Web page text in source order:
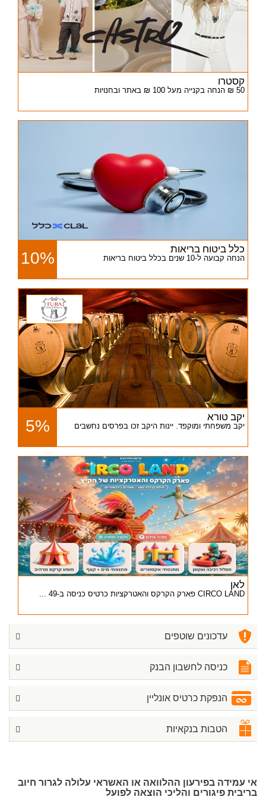
קסטרו
50 ₪ הנחה בקנייה מעל 100 ₪ באתר ובחנויות
כלל ביטוח בריאות
הנחה קבועה ל-10 שנים בכלל ביטוח בריאות 10%
יקב טורא
יקב משפחתי ומוקפד. יינות היקב זכו בפרסים נחשבים 5%
לאן
CIRCO LAND פארק הקרקס והאטרקציות כרטיס כניסה ב-49 ...
עדכונים שוטפים
כניסה לחשבון הבנק
הנפקת כרטיס אונליין
הטבות בנקאיות
אי עמידה בפירעון ההלוואה או האשראי עלולה לגרור חיוב
בריבית פיגורים והליכי הוצאה לפועל